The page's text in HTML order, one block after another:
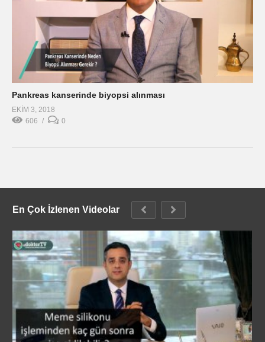
Pankreas kanserinde biyopsi alınması
EKIM 3, 2018
606
0
En Çok İzlenen Videolar